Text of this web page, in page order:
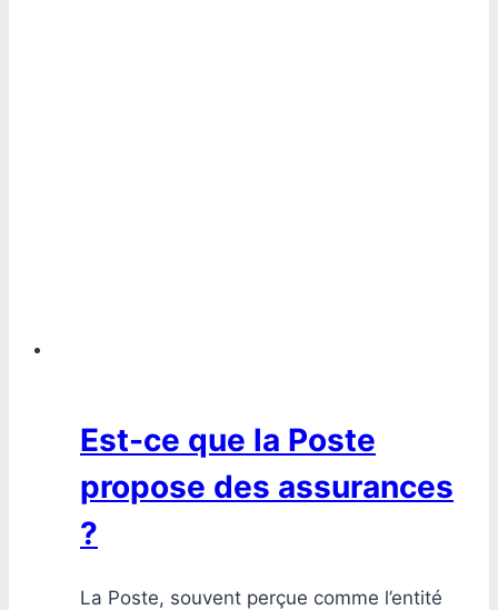
Est-ce que la Poste
propose des assurances
?
La Poste, souvent perçue comme l’entité